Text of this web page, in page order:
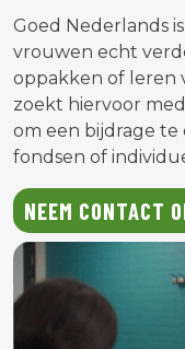
Goed Nederlands
vrouwen echt
oppakken of leren
zoekt hiervoor
om een bijdrage te
fondsen of
NEEM CONTACT